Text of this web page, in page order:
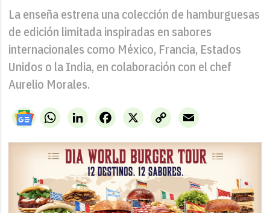
La enseña estrena una colección de hamburguesas
de edición limitada inspiradas en sabores
internacionales como México, Francia, Estados
Unidos o la India, en colaboración con el chef
Aurelio Morales.
WhatsAppLinkedIn X
Facebook
Copy
Link
Email